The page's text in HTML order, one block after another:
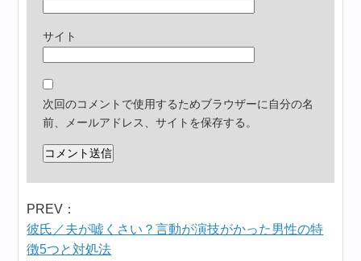
サイト
次回のコメントで使用するためブラウザーに自分の名
前、メールアドレス、サイトを保存する。
PREV：
彼氏／夫が嘘くさい？言動が演技がかった男性の特
徴5つと対処法